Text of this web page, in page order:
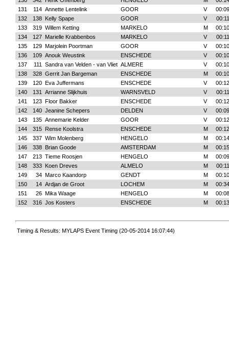
131
114 Annette Lentelink GOOR V
132
138 Kelly Spape GOOR V
133
319 Willem Ketting MARKELO M
134
127 Marielle Krabbenbos MARKELO V
135
129 Marjolein Poortman GOOR V
136
109 Anouk Weustink ENSCHEDE V
137
111 Sandra van Velden - van Vliet ALMERE V
138
328 Gerrit Jan Bargeman ENSCHEDE M
139
120 Eva Juffermans ENSCHEDE V
140
131 Arrianne Slijkhuis WARNSVELD V
141
123 Floor Bakker ENSCHEDE V
142
140 Jeanine Schepers DELDEN V
143
135 Annemarie Kelder GOOR V
144
315 Rense Koolstra ENSCHEDE M
145
337 Wim Molenberg HENGELO M
146
338 Brian Goode AMSTERDAM M
147
213 Tieme Roosjen HENGELO M
148
333 Koen Dreves ALMELO M
149
34 Marco Kaandorp GENDT M
150
14 Ardjan de Groot LOCHEM M
151
26 Mika Waage HENGELO M
152
316 Jos Kosters ENSCHEDE M
Timing & Results: MYLAPS Event Timing (20-05-2014 16:07:44)